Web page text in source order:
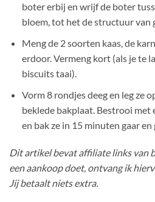
boter erbij en wrijf de boter
bloem, tot het de structuur van
Meng de 2 soorten kaas, de
erdoor. Vermeng kort (als je te
biscuits taai).
Vorm 8 rondjes deeg en leg ze
beklede bakplaat. Bestrooi met
en bak ze in 15 minuten gaar en
Dit artikel bevat affiliate links van
een aankoop doet, ontvang ik
Jij betaalt niets extra.